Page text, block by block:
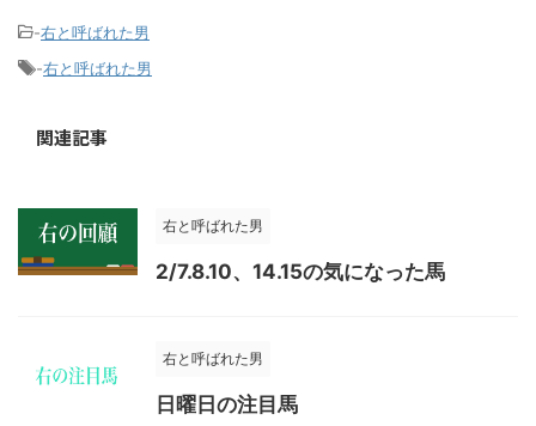
-右と呼ばれた男
-右と呼ばれた男
関連記事
右と呼ばれた男
2/7.8.10、14.15の気になった馬
右と呼ばれた男
日曜日の注目馬